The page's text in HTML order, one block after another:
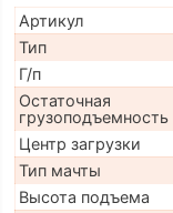
Артикул
Тип
Г/п
Остаточная
грузоподъемность
Центр загрузки
Тип мачты
Высота подъема